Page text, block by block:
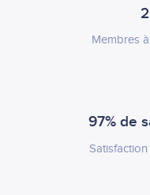
Membres
97% de